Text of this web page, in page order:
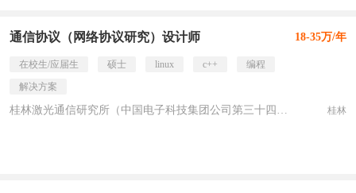
通信协议（网络协议研究）设计师 18-35万/年
在校生/应届生 硕士 linux c++
编程
解决方案
桂林激光通信研究所（中国电子科技集团公司第三十四研究所） 国企 桂林